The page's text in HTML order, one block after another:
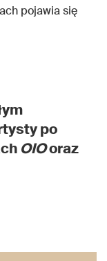
pojawia się
po
OIOoraz